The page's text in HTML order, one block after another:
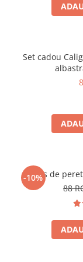
Set cadou
-10%
Ceas de
88